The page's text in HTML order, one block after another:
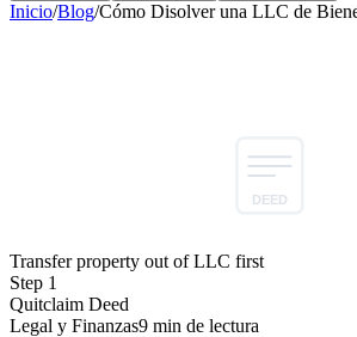
Inicio/Blog/Cómo Disolver una LLC de
DEED
Transfer property out of LLC first
Step 1
Quitclaim Deed
Legal y Finanzas9 min de lectura